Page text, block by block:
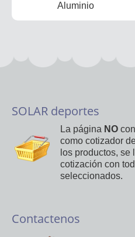
Aluminio
SOLAR deportes
La página NO
como cotizador
los productos, se
cotización con
seleccionados.
Contactenos